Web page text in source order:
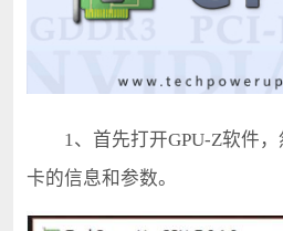
1、首先打开GPU-Z软件，
卡的信息和参数。